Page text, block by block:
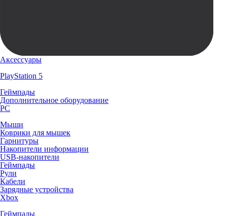
Аксессуары
PlayStation 5
Геймпады
Дополнительное оборудование
PC
Мыши
Коврики для мышек
Гарнитуры
Накопители информации
USB-накопители
Геймпады
Рули
Кабели
Зарядные устройства
Xbox
Геймпады